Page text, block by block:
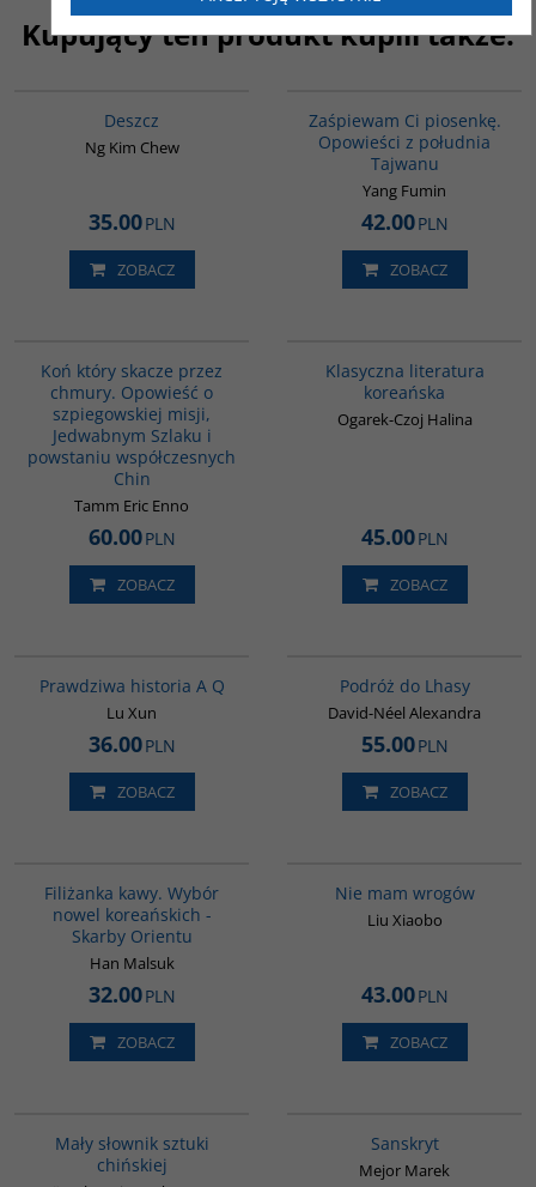
Kupujący ten produkt kupili także:
Deszcz
Ng Kim Chew
35.00PLN
ZOBACZ
Zaśpiewam Ci piosenkę.
Opowieści z południa
Tajwanu
Yang Fumin
42.00PLN
ZOBACZ
Koń który skacze przez
chmury. Opowieść o
szpiegowskiej misji,
Jedwabnym Szlaku i
powstaniu współczesnych
Chin
Tamm Eric Enno
60.00PLN
ZOBACZ
Klasyczna literatura
koreańska
Ogarek-Czoj Halina
45.00PLN
ZOBACZ
Prawdziwa historia A Q
Lu Xun
36.00PLN
ZOBACZ
Podróż do Lhasy
David-Néel Alexandra
55.00PLN
ZOBACZ
Filiżanka kawy. Wybór
nowel koreańskich -
Skarby Orientu
Han Malsuk
32.00PLN
ZOBACZ
Nie mam wrogów
Liu Xiaobo
43.00PLN
ZOBACZ
Mały słownik sztuki
chińskiej
Sanskryt
Mejor Marek